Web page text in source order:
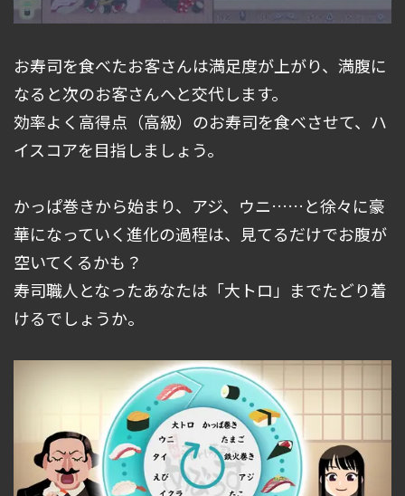
お寿司を食べたお客さんは満足度が上がり、満腹に
なると次のお客さんへと交代します。
効率よく高得点（高級）のお寿司を食べさせて、ハ
イスコアを目指しましょう。
かっぱ巻きから始まり、アジ、ウニ……と徐々に豪
華になっていく進化の過程は、見てるだけでお腹が
空いてくるかも？
寿司職人となったあなたは「大トロ」までたどり着
けるでしょうか。